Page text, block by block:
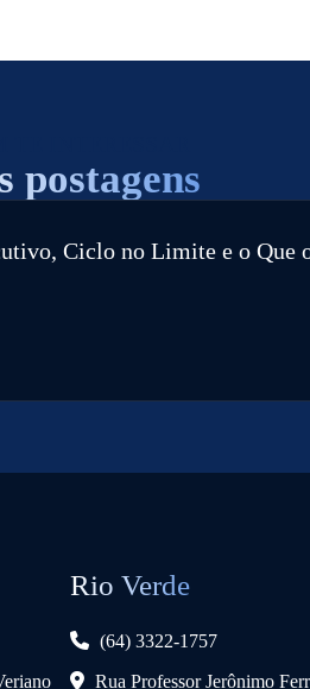
postagens
Ciclo no Limite e o Que
Rio Verde
(64) 3322-1757
Rua Professor Jerônimo